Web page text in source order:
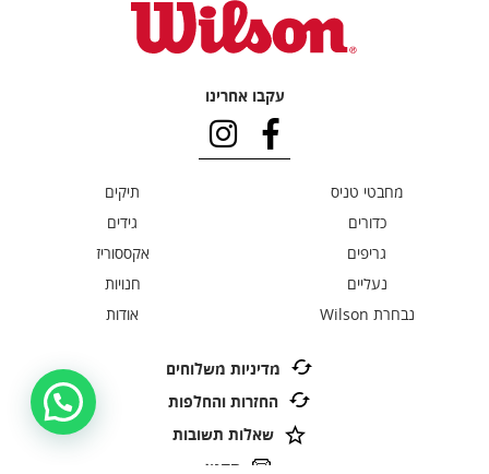
עקבו אחרינו
מחבטי טניס
תיקים
כדורים
גידים
גריפים
אקססוריז
נעליים
חנויות
נבחרת Wilson
אודות
מדיניות משלוחים
החזרות והחלפות
שאלות תשובות
תקנון